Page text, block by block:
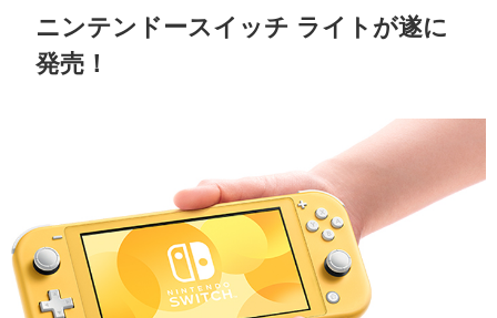
ニンテンドースイッチ ライトが遂に
発売！